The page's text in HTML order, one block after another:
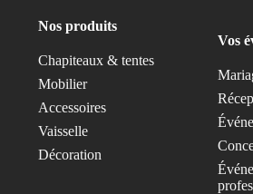
Nos produits
Chapiteaux & tentes
Mobilier
Accessoires
Vaisselle
Décoration
Vos